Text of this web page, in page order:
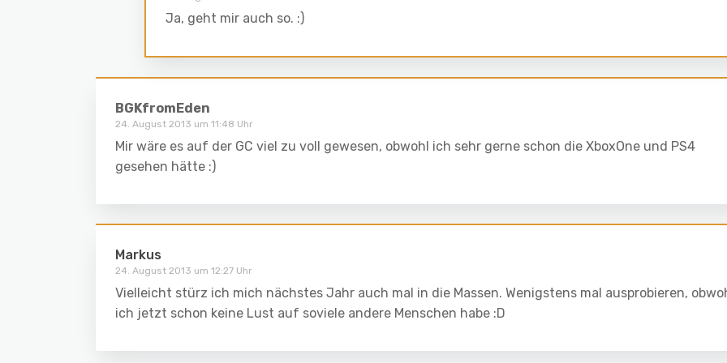
Ja, geht mir auch so. :)
BGKfromEden
24. August 2013 um 11:48 Uhr
Mir wäre es auf der GC viel zu voll gewesen, obwohl ich sehr gerne schon die XboxOne und PS4
gesehen hätte :)
Markus
24. August 2013 um 12:27 Uhr
Vielleicht stürz ich mich nächstes Jahr auch mal in die Massen. Wenigstens mal ausprobieren,
ich jetzt schon keine Lust auf soviele andere Menschen habe :D